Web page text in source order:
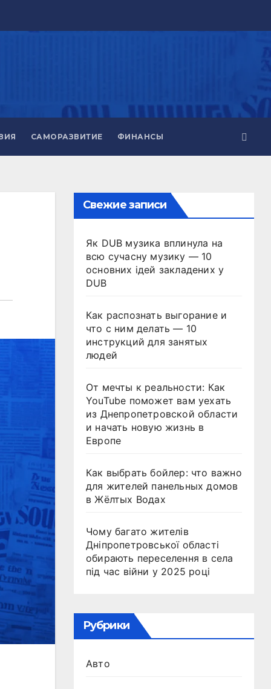
САМОРАЗВИТИЕ ФИНАНСЫ
Свежие записи
Як DUB музика вплинула на
всю сучасну музику — 10
основних ідей закладених у
DUB
Как распознать выгорание и
что с ним делать — 10
инструкций для занятых
людей
От мечты к реальности: Как
YouTube поможет вам уехать
из Днепропетровской области
и начать новую жизнь в
Европе
Как выбрать бойлер: что важно
для жителей панельных домов
в Жёлтых Водах
Чому багато жителів
Дніпропетровської області
обирають переселення в села
під час війни у 2025 році
Рубрики
Авто